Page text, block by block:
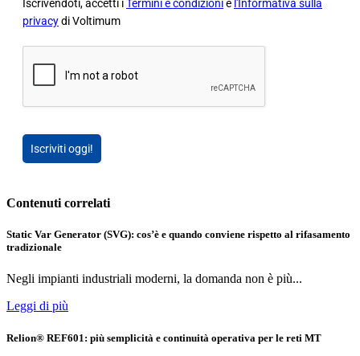
Iscrivendoti, accetti iTermini e condizionie l'Informativa sulla
privacydi Voltimum
Iscriviti oggi!
Contenuti correlati
Static Var Generator (SVG): cos’è e quando conviene rispetto al rifasamento
tradizionale
Negli impianti industriali moderni, la domanda non è più...
Leggi di più
Relion® REF601: più semplicità e continuità operativa per le reti MT